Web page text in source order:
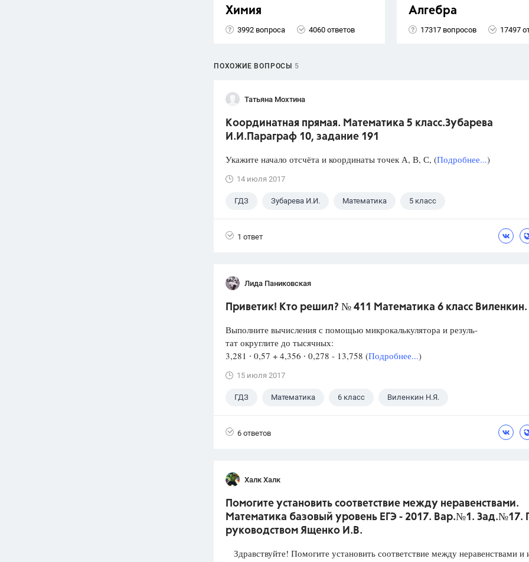
Химия
3992 вопроса 4060 ответов
Алгебра
17317 вопросов 17497
ПОХОЖИЕ ВОПРОСЫ 5
Татьяна Мохтина
Координатная прямая. Математика 5 класс.Зубарева
И.И.Параграф 10, задание 191
Укажите начало отсчёта и координаты точек А, В, С, (Подробнее...)
14 июля 2017
ГДЗ Зубарева И.И. Математика 5 класс
1 ответ
Лида Паниковская
Приветик! Кто решил? № 411 Математика 6 класс Виленкин.
Выполните вычисления с помощью микрокалькулятора и резуль-
тат округлите до тысячных:
3,281 ∙ 0,57 + 4,356 ∙ 0,278 - 13,758 (Подробнее...)
15 июля 2017
ГДЗ Математика 6 класс Виленкин Н.Я.
6 ответов
Халк Халк
Помогите установить соответствие между неравенствами.
Математика базовый уровень ЕГЭ - 2017. Вар.№1. Зад.№17.
руководством Ященко И.В.
Здравствуйте! Помогите установить соответствие между неравенствами и